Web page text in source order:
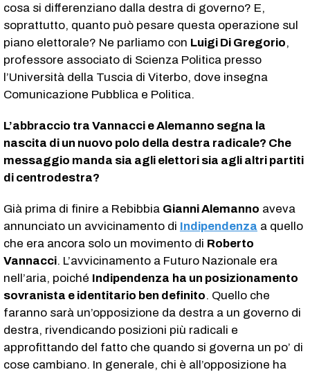
cosa si differenziano dalla destra di governo? E,
soprattutto, quanto può pesare questa operazione sul
piano elettorale? Ne parliamo con Luigi Di Gregorio,
professore associato di Scienza Politica presso
l’Università della Tuscia di Viterbo, dove insegna
Comunicazione Pubblica e Politica.
L’abbraccio tra Vannacci e Alemanno segna la
nascita di un nuovo polo della destra radicale? Che
messaggio manda sia agli elettori sia agli altri partiti
di centrodestra?
Già prima di finire a Rebibbia Gianni Alemanno aveva
annunciato un avvicinamento di Indipendenza a quello
che era ancora solo un movimento di Roberto
Vannacci. L’avvicinamento a Futuro Nazionale era
nell’aria, poiché Indipendenza ha un posizionamento
sovranista e identitario ben definito. Quello che
faranno sarà un’opposizione da destra a un governo di
destra, rivendicando posizioni più radicali e
approfittando del fatto che quando si governa un po’ di
cose cambiano. In generale, chi è all’opposizione ha